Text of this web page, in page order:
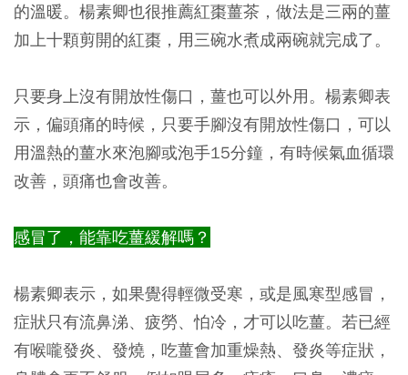
的溫暖。楊素卿也很推薦紅棗薑茶，做法是三兩的薑
加上十顆剪開的紅棗，用三碗水煮成兩碗就完成了。
只要身上沒有開放性傷口，薑也可以外用。楊素卿表
示，偏頭痛的時候，只要手腳沒有開放性傷口，可以
用溫熱的薑水來泡腳或泡手15分鐘，有時候氣血循環
改善，頭痛也會改善。
感冒了，能靠吃薑緩解嗎？
楊素卿表示，如果覺得輕微受寒，或是風寒型感冒，
症狀只有流鼻涕、疲勞、怕冷，才可以吃薑。若已經
有喉嚨發炎、發燒，吃薑會加重燥熱、發炎等症狀，